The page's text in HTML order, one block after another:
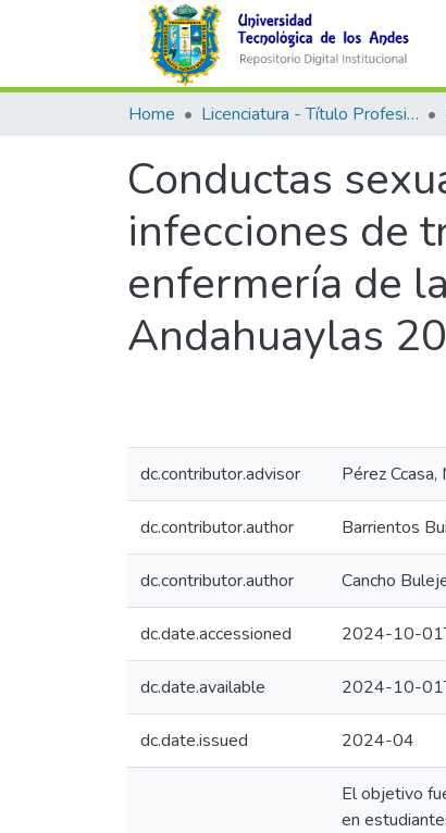
Home Licenciatura - Título Profesional
Conductas
infecciones de
enfermería de
Andahuaylas
dc.contributor.advisor Pérez Ccasa,
dc.contributor.author Barrientos
dc.contributor.author Cancho
dc.date.accessioned 2024-10-
dc.date.available 2024-10-
dc.date.issued 2024-04
El objetivo
en